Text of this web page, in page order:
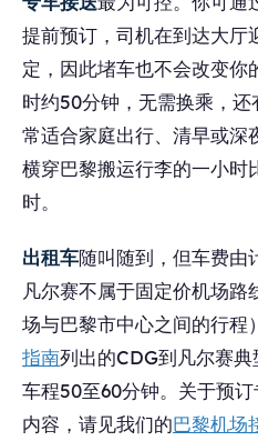
提前预订，司机在到达大厅
定，因此堵车也不会改变你
时约50分钟，无需换乘，
常适合家庭出行、清早或深
横穿巴黎搬运行李的一小时
时。
出租车随叫随到，但车费由
凡尔赛不属于固定价机场
场与巴黎市中心之间的行程
指南列出的CDG到凡尔赛
车程50至60分钟。关于预
内容，请见我们的巴黎机场